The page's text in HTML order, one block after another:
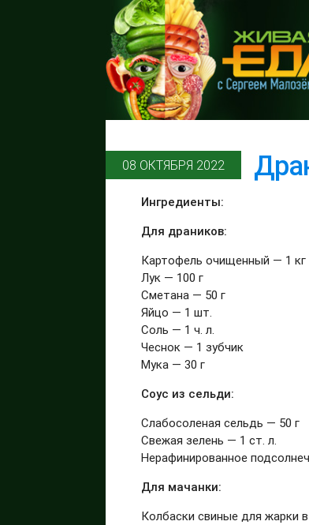
08 ОКТЯБРЯ 2022
Ингредиенты:
Для драников:
Картофель очищенный — 1 кг
Лук — 100 г
Сметана — 50 г
Яйцо — 1 шт.
Соль — 1 ч. л.
Чеснок — 1 зубчик
Мука — 30 г
Соус из сельди:
Слабосоленая сельдь — 50 г
Свежая зелень — 1 ст. л.
Нерафинированное
Для мачанки:
Колбаски свиные для жарки